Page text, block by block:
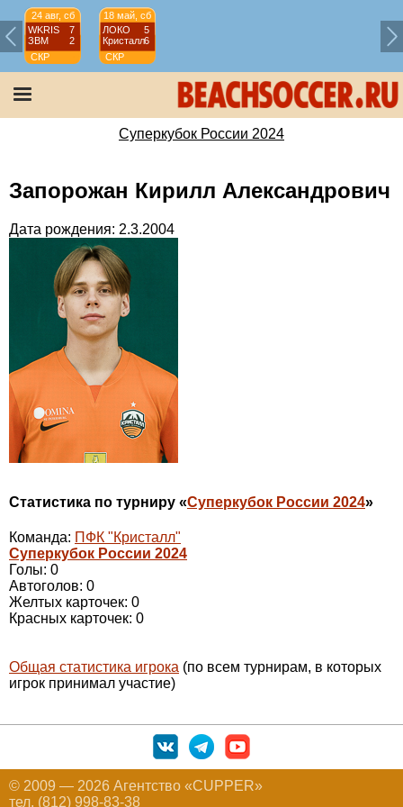
24 авг, сб
WKRIS
7
ЗВМ
2
СКР
Суперкубок
2024
18 май, сб
ЛОКО
5
Кристалл6
СКР
Суперкубок
Суперкубок России 2024
Запорожан Кирилл Александрович
Дата рождения: 2.3.2004
Статистика по турниру «Суперкубок России 2024»
Команда: ПФК "Кристалл"
Суперкубок России 2024
Голы: 0
Автоголов: 0
Желтых карточек: 0
Красных карточек: 0
Общая статистика игрока (по всем турнирам, в которых
игрок принимал участие)
© 2009 — 2026 Агентство «CUPPER»
тел. (812) 998-83-38